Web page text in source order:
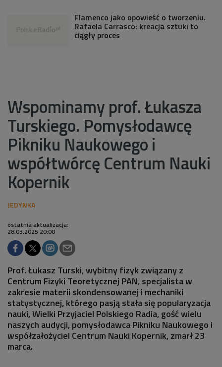
Flamenco jako opowieść o tworzeniu.
Rafaela Carrasco: kreacja sztuki to
ciągły proces
Wspominamy prof. Łukasza
Turskiego. Pomysłodawcę
Pikniku Naukowego i
współtwórcę Centrum Nauki
Kopernik
ostatnia aktualizacja:
28.03.2025 20:00
Prof. Łukasz Turski, wybitny fizyk związany z
Centrum Fizyki Teoretycznej PAN, specjalista w
zakresie materii skondensowanej i mechaniki
statystycznej, którego pasją stała się popularyzacja
nauki, Wielki Przyjaciel Polskiego Radia, gość wielu
naszych audycji, pomysłodawca Pikniku Naukowego i
współzałożyciel Centrum Nauki Kopernik, zmarł 23
marca.